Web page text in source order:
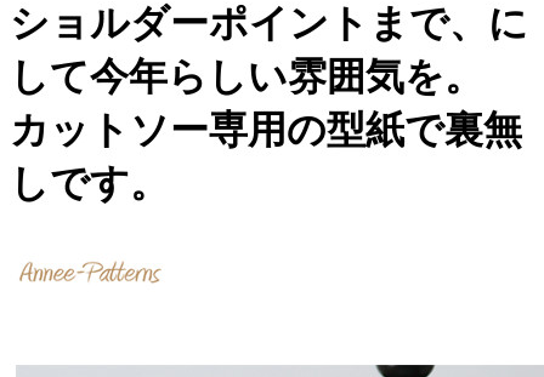
ショルダーポイントまで、に
して今年らしい雰囲気を。
カットソー専用の型紙で裏無
しです。